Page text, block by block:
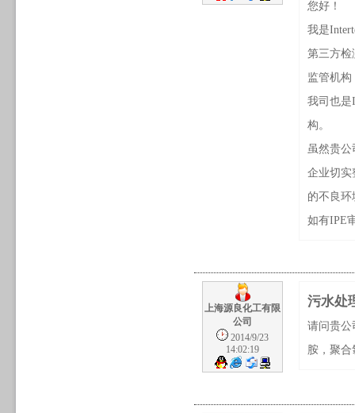
您好！
我是
第三方检
监管机
我司也是
构。
虽然贵
企业切实
的不良
如有IPE
上海源良化工有限
公司
2014/9/23
14:02:19
污水处
请问贵公
胺，聚